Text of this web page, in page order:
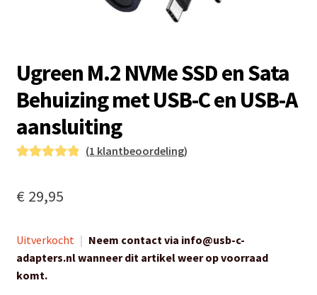
Ugreen M.2 NVMe SSD en Sata
Behuizing met USB-C en USB-A
aansluiting
gebaseerd
waardering
(1 klantbeoordeling)
€ 29,95
Uitverkocht | Neem contact via info@usb-c-
adapters.nl wanneer dit artikel weer op voorraad
komt.